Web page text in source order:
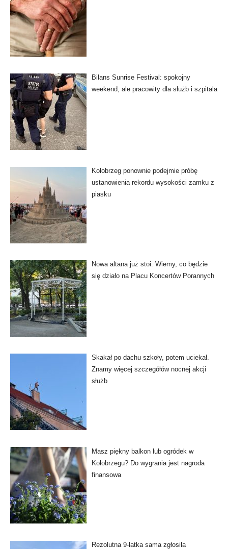
Bilans Sunrise Festival: spokojny
weekend, ale pracowity dla służb i szpitala
Kołobrzeg ponownie podejmie próbę
ustanowienia rekordu wysokości zamku z
piasku
Nowa altana już stoi. Wiemy, co będzie
się działo na Placu Koncertów Porannych
Skakał po dachu szkoły, potem uciekał.
Znamy więcej szczegółów nocnej akcji
służb
Masz piękny balkon lub ogródek w
Kołobrzegu? Do wygrania jest nagroda
finansowa
Rezolutna 9-latka sama zgłosiła